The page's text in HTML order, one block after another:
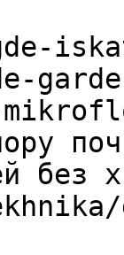
без